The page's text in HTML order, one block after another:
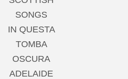
SONGS
IN QUESTA
TOMBA
OSCURA
ADELAIDE